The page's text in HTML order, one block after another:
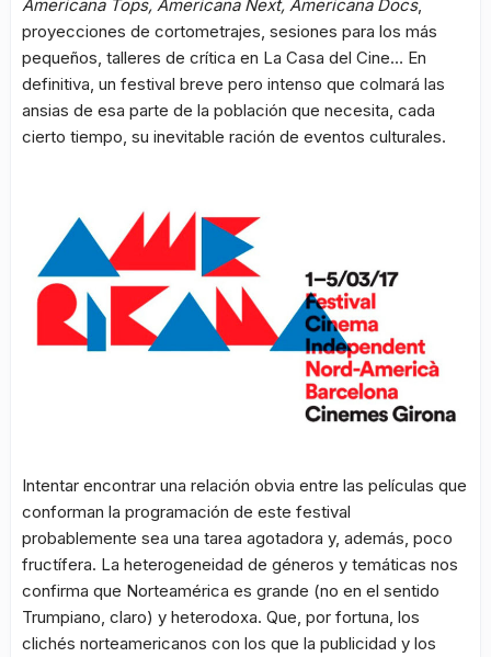
Americana Tops, Americana Next, Americana Docs,
proyecciones de cortometrajes, sesiones para los más
pequeños, talleres de crítica en La Casa del Cine… En
definitiva, un festival breve pero intenso que colmará las
ansias de esa parte de la población que necesita, cada
cierto tiempo, su inevitable ración de eventos culturales.
Intentar encontrar una relación obvia entre las películas que
conforman la programación de este festival
probablemente sea una tarea agotadora y, además, poco
fructífera. La heterogeneidad de géneros y temáticas nos
confirma que Norteamérica es grande (no en el sentido
Trumpiano, claro) y heterodoxa. Que, por fortuna, los
clichés norteamericanos con los que la publicidad y los